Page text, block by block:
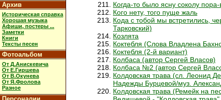
Архив
Историческая справка
Хорошая музыка
Афиши, постеры ...
Заметки
Книги
Тексты песен
Фотоальбом
От Д.Анискевича
От Е.Гиршева
От В.Окунева
От Я.Фролова
Разное
Когда-то было ясну соколу
Кого нету, того пуще жаль
Кода с тобой мы встретились,
Тарковский)
Козлята
Коктебля (Слова Владлена
Коктебля (2-й вариант)
Колбаса (автор Сергей Власов)
Колбаса №2 (автор Сергей
Колдовская трава (сл. Леонид
Надежды Бурцевой/муз.
Колдовская трава (Ремейк на